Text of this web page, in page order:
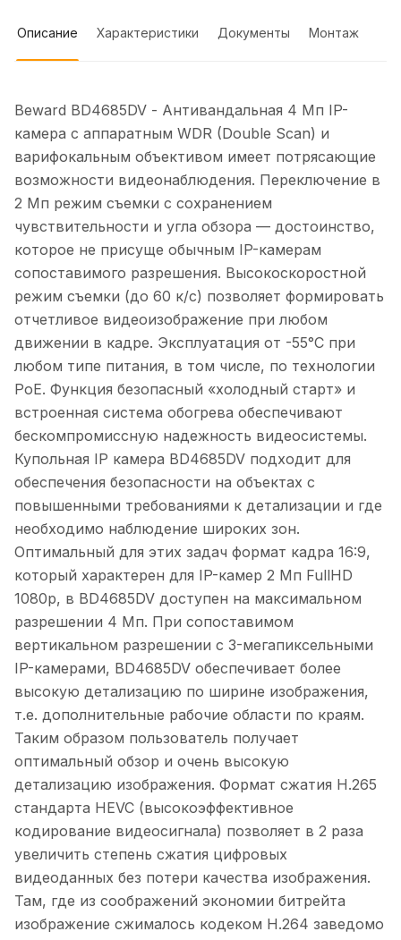
Описание Характеристики Документы Монтаж
Beward BD4685DV - Антивандальная 4 Мп IP-
камера с аппаратным WDR (Double Scan) и
варифокальным объективом имеет потрясающие
возможности видеонаблюдения. Переключение в
2 Мп режим съемки с сохранением
чувствительности и угла обзора — достоинство,
которое не присуще обычным IP-камерам
сопоставимого разрешения. Высокоскоростной
режим съемки (до 60 к/с) позволяет формировать
отчетливое видеоизображение при любом
движении в кадре. Эксплуатация от -55°C при
любом типе питания, в том числе, по технологии
PoE. Функция безопасный «холодный старт» и
встроенная система обогрева обеспечивают
бескомпромиссную надежность видеосистемы.
Купольная IP камера BD4685DV подходит для
обеспечения безопасности на объектах с
повышенными требованиями к детализации и где
необходимо наблюдение широких зон.
Оптимальный для этих задач формат кадра 16:9,
который характерен для IP-камер 2 Мп FullHD
1080p, в BD4685DV доступен на максимальном
разрешении 4 Мп. При сопоставимом
вертикальном разрешении с 3-мегапиксельными
IP-камерами, BD4685DV обеспечивает более
высокую детализацию по ширине изображения,
т.е. дополнительные рабочие области по краям.
Таким образом пользователь получает
оптимальный обзор и очень высокую
детализацию изображения. Формат сжатия H.265
стандарта HEVC (высокоэффективное
кодирование видеосигнала) позволяет в 2 раза
увеличить степень сжатия цифровых
видеоданных без потери качества изображения.
Там, где из соображений экономии битрейта
изображение сжималось кодеком Н.264 заведомо